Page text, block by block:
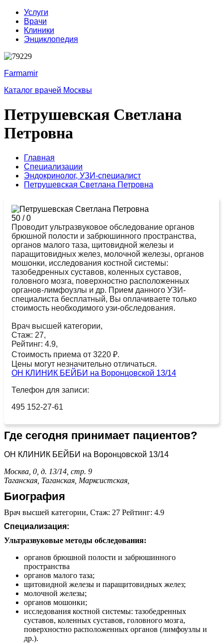
Услуги
Врачи
Клиники
Энциклопедия
Farmamir
Каталог врачей Москвы
Петрушевская Светлана
Петровна
Главная
Специализации
Эндокринолог, УЗИ-специалист
Петрушевская Светлана Петровна
50 /0
Проводит ультразвуковое обследование органов
брюшной полости и забрюшинного пространства,
органов малого таза, щитовидной железы и
паращитовидных желез, молочной железы, органов
мошонки, исследования костной системы:
тазобедренных суставов, коленных суставов,
головного мозга, поверхностно расположенных
органов-лимфоузлы и др. Прием данного УЗИ-
специалиста бесплатный, Вы оплачиваете только
стоимость необходимого узи-обследования.
Врач высшей категории,
Стаж: 27,
Рейтинг: 4.9,
Стоимость приема от 3220 ₽.
Цены могут незначительно отличаться.
ОН КЛИНИК БЕЙБИ на Воронцовской 13/14
Телефон для записи:
495 152-27-61
Где сегодня принимает пациентов?
ОН КЛИНИК БЕЙБИ на Воронцовской 13/14
Москва, 0, д. 13/14, стр. 9
Таганская, Таганская, Марксистская,
Биография
Врач высшей категории, Стаж: 27 Рейтинг: 4.9
Специализация:
Ультразвуковые методы обследования:
органов брюшной полости и забрюшинного
пространства
органов малого таза;
щитовидной железы и паращитовидных желез;
молочной железы;
органов мошонки;
исследования костной системы: тазобедренных
суставов, коленных суставов, головного мозга,
поверхностно расположенных органов (лимфоузлы и
др.).